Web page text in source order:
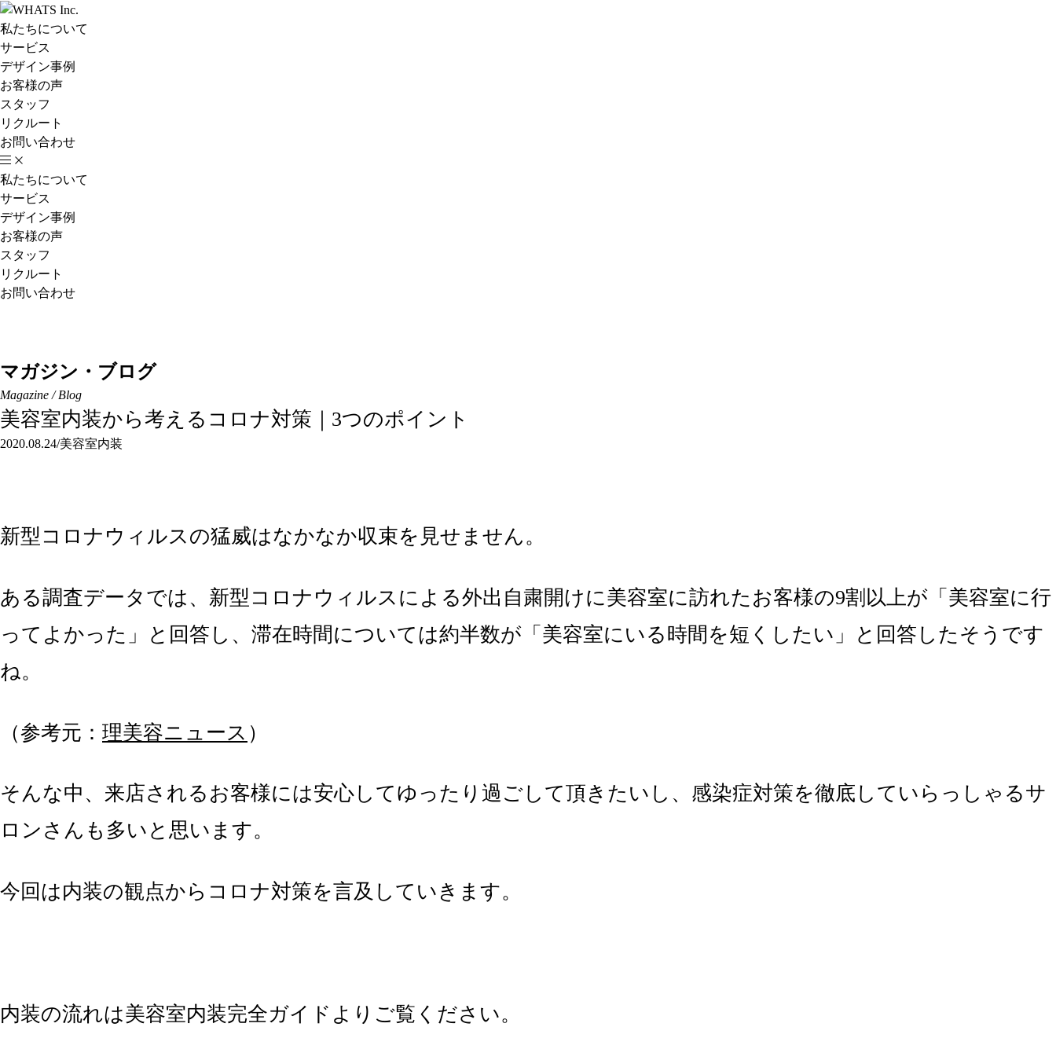
私たちについて
サービス
デザイン事例
お客様の声
スタッフ
リクルート
お問い合わせ
私たちについて
サービス
デザイン事例
お客様の声
スタッフ
リクルート
お問い合わせ
マガジン・ブログ
Magazine / Blog
美容室内装から考えるコロナ対策｜3つのポイント
2020.08.24/美容室内装
新型コロナウィルスの猛威はなかなか収束を見せません。
ある調査データでは、新型コロナウィルスによる外出自粛開けに美容室に訪れたお客様の9割以上が「美容室に行
ってよかった」と回答し、滞在時間については約半数が「美容室にいる時間を短くしたい」と回答したそうです
ね。
（参考元： 理美容ニュース ）
そんな中、来店されるお客様には安心してゆったり過ごして頂きたいし、感染症対策を徹底していらっしゃるサ
ロンさんも多いと思います。
今回は内装の観点からコロナ対策を言及していきます。
内装の流れは美容室内装完全ガイドよりご覧ください。